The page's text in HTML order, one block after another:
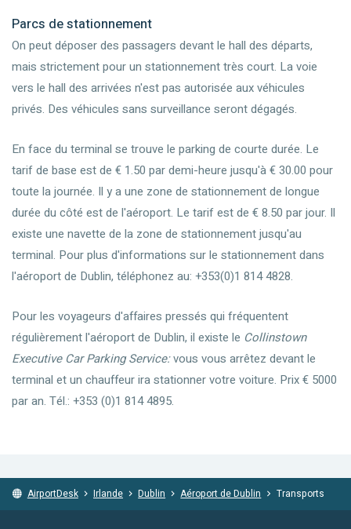
Parcs de stationnement
On peut déposer des passagers devant le hall des départs,
mais strictement pour un stationnement très court. La voie
vers le hall des arrivées n'est pas autorisée aux véhicules
privés. Des véhicules sans surveillance seront dégagés.
En face du terminal se trouve le parking de courte durée. Le
tarif de base est de € 1.50 par demi-heure jusqu'à € 30.00 pour
toute la journée. Il y a une zone de stationnement de longue
durée du côté est de l'aéroport. Le tarif est de € 8.50 par jour. Il
existe une navette de la zone de stationnement jusqu'au
terminal. Pour plus d'informations sur le stationnement dans
l'aéroport de Dublin, téléphonez au: +353(0)1 814 4828.
Pour les voyageurs d'affaires pressés qui fréquentent
régulièrement l'aéroport de Dublin, il existe le Collinstown
Executive Car Parking Service:vous vous arrêtez devant le
terminal et un chauffeur ira stationner votre voiture. Prix € 5000
par an. Tél.: +353 (0)1 814 4895.
AirportDesk Irlande Dublin Aéroport de Dublin Transports